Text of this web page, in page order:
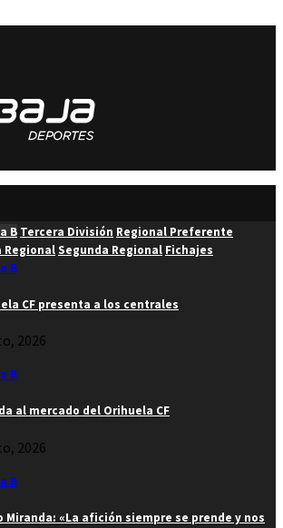
B Tercera División Regional Preferente
RegionalSegunda Regional Fichajes
B
CF presenta a los centrales
2026
B
al mercado del Orihuela CF
2026
B
Miranda: «La afición siempre se prende y nos